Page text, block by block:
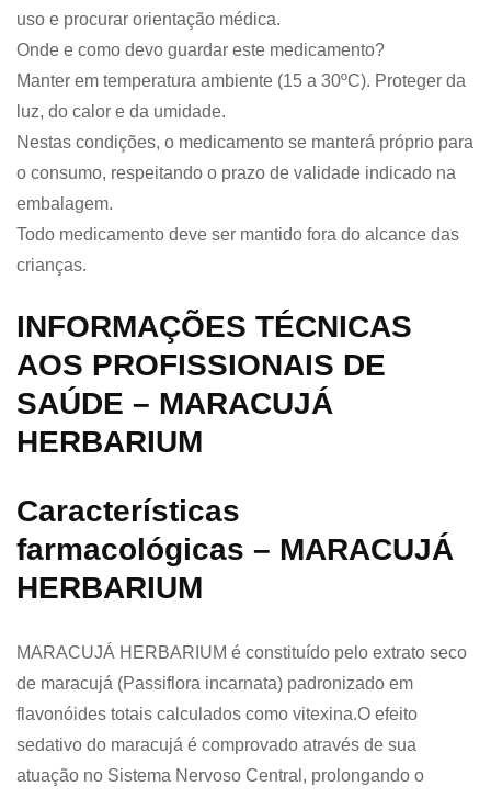
uso e procurar orientação médica.
Onde e como devo guardar este medicamento?
Manter em temperatura ambiente (15 a 30ºC). Proteger da
luz, do calor e da umidade.
Nestas condições, o medicamento se manterá próprio para
o consumo, respeitando o prazo de validade indicado na
embalagem.
Todo medicamento deve ser mantido fora do alcance das
crianças.
INFORMAÇÕES TÉCNICAS
AOS PROFISSIONAIS DE
SAÚDE – MARACUJÁ
HERBARIUM
Características
farmacológicas – MARACUJÁ
HERBARIUM
MARACUJÁ HERBARIUM é constituído pelo extrato seco
de maracujá (Passiflora incarnata) padronizado em
flavonóides totais calculados como vitexina.O efeito
sedativo do maracujá é comprovado através de sua
atuação no Sistema Nervoso Central, prolongando o